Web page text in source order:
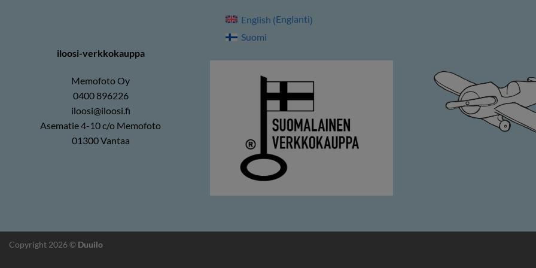
iloosi-verkkokauppa
Memofoto Oy
0400 896226
iloosi@iloosi.fi
Asematie 4-10 c/o Memofoto
01300 Vantaa
English (Englanti)
Suomi
Copyright 2026 © Duuilo